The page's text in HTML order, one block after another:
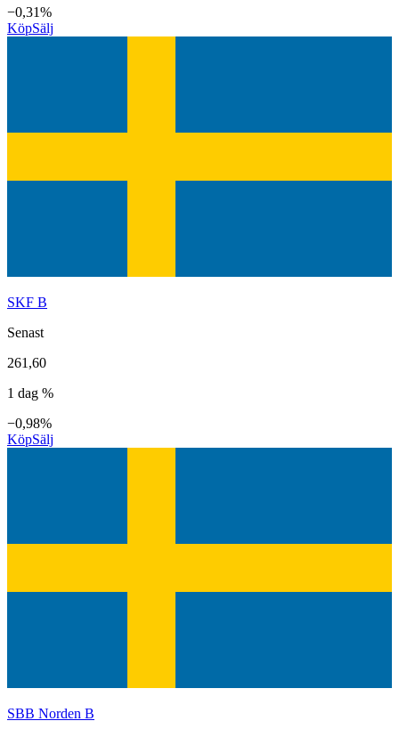
−0,31%
KöpSälj
SKF B
Senast
261,60
1 dag %
−0,98%
KöpSälj
SBB Norden B